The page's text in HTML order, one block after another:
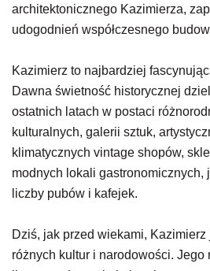
architektonicznego Kazimierza,
udogodnień współczesnego
Kazimierz to najbardziej
Dawna świetność historycznej
ostatnich latach w postaci
kulturalnych, galerii sztuk,
klimatycznych vintage shopów,
modnych lokali gastronomicznych,
liczby pubów i kafejek.
Dziś, jak przed wiekami,
różnych kultur i narodowości. Jego